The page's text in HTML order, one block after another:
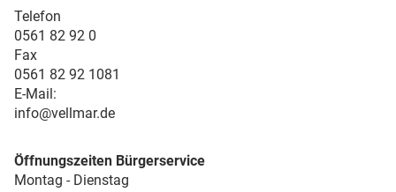
Telefon
0561 82 92 0
Fax
0561 82 92 1081
E-Mail:
info@vellmar.de
Öffnungszeiten Bürgerservice
Montag - Dienstag